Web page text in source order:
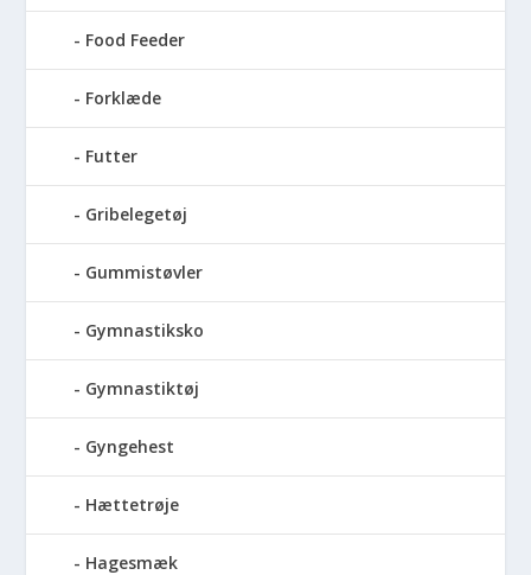
Food Feeder
Forklæde
Futter
Gribelegetøj
Gummistøvler
Gymnastiksko
Gymnastiktøj
Gyngehest
Hættetrøje
Hagesmæk